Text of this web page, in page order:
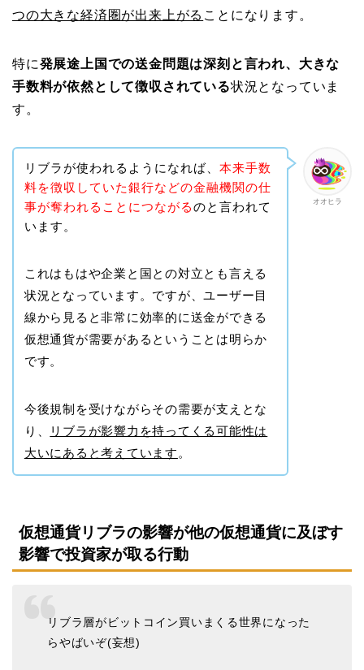
つの大きな経済圏が出来上がる ことになります。
特に発展途上国での送金問題は深刻と言われ、大きな
手数料が依然として徴収されている状況となっていま
す。
オオヒラ
リブラが使われるようになれば、 本来手数
料を徴収していた銀行などの金融機関の仕
事が奪われることにつながるのと言われて
います。
これはもはや企業と国との対立とも言える
状況となっています。ですが、ユーザー目
線から見ると非常に効率的に送金ができる
仮想通貨が需要があるということは明らか
です。
今後規制を受けながらその需要が支えとな
り、
リブラが影響力を持ってくる可能性は
大いにあると考えています。
仮想通貨リブラの影響が他の仮想通貨に及ぼす
影響で投資家が取る行動
リブラ層がビットコイン買いまくる世界になった
らやばいぞ(妄想)